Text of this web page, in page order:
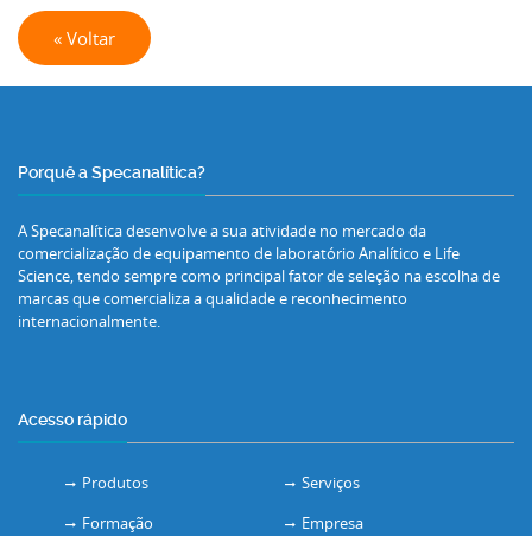
« Voltar
Porquê a Specanalítica?
A Specanalítica desenvolve a sua atividade no mercado da
comercialização de equipamento de laboratório Analítico e Life
Science, tendo sempre como principal fator de seleção na escolha de
marcas que comercializa a qualidade e reconhecimento
internacionalmente.
Acesso rápido
Produtos
Serviços
Formação
Empresa